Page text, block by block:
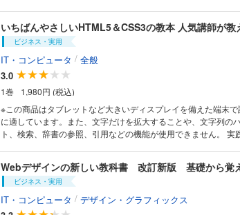
ージの作成、デザインとコンテンツ（内容）のレベルアップ、
やリスティング広告を含む宣伝・集客の基本を解説しています。 本書のホ
ームページサンプルは、2016年5月にリリースされた「Tokyo」
トをベースにしたものです。制作工程に応じた3段階のホームペ
プルを閲覧いただけるほか、サンプルで使用した素材を学習用デ
てダウンロード提供しています。 Jimdoはオンラインサイトビルダーと呼
ばれるWebサービスで、Webサイト（ホームページ）制作の専
がない方でも、コンピューターとインターネット環境があればホ
ジを手軽に作成・公開できます。本書はすでにJimdoをお使いの
ろん、新たにホームページ作成や宣伝・集客にチャレンジしてみ
も最適の1冊です。 〈こんな方におすすめ〉 ・専門知識がなくともホーム
ページを公開してみたい方 ・Jimdoのホームページをより魅力
したい方 ・ホームページの宣伝、集客アップにチャレンジしたい方
ームページのデザインをイメージする CHAPTER 3 Jimdoに登
いちばんやさしいHTML5＆CSS3の教本 人気講師が
ビジネス・実用
IT・コンピュータ / 全般
3.0
1巻
1,980円 (税込)
※この商品はタブレットなど大きいディスプレイを備えた端末で
に適しています。また、文字だけを拡大することや、文字列の
ト、検索、辞書の参照、引用などの機能が使用できません。 実践的なWeb
CSSの入門書。 なぜそうするのかを知りたい、 応用できる基礎を身に付
けたい、 そんな要望に応える新しい教本です。 学習しやすいソースコー
ド＆全画像素材付き。 こんな人（企業）におすすめです。 ・Webサイト
を作りたいが、WordPressなどのCMSではなく、HTMLとCSSで
Webデザインの新しい教科書 改訂新版 基礎から覚え
ビジネス・実用
IT・コンピュータ / デザイン・グラフィックス